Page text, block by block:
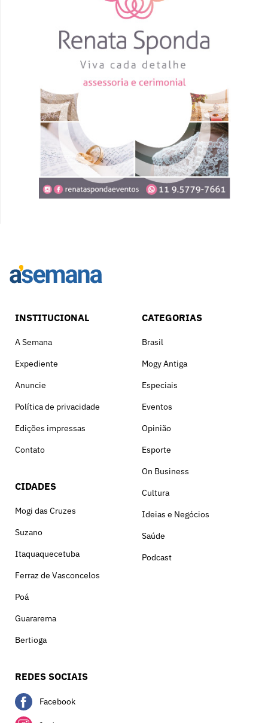
INSTITUCIONAL
A Semana
Expediente
Anuncie
Política de privacidade
Edições impressas
Contato
CIDADES
Mogi das Cruzes
Suzano
Itaquaquecetuba
Ferraz de Vasconcelos
Poá
Guararema
Bertioga
CATEGORIAS
Brasil
Mogy Antiga
Especiais
Eventos
Opinião
Esporte
On Business
Cultura
Ideias e Negócios
Saúde
Podcast
REDES SOCIAIS
Facebook